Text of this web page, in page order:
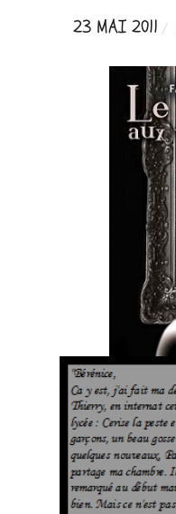
23 MAI 2011